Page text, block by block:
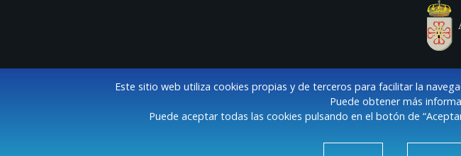
Este sitio web utiliza cookies propias y de terceros para facilitar la
Puede obtener más
Puede aceptar todas las cookies pulsando en el botón de